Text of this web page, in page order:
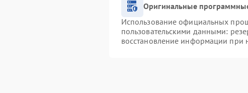
Оригинальные
Использование официальных
пользовательскими данными:
восстановление информации при